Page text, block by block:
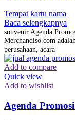
Tempat kartu nama
Baca selengkapnya
souvenir Agenda
Merchandiso.com
perusahaan, acara
Add to compare
Quick view
Add to wishlist
Agenda